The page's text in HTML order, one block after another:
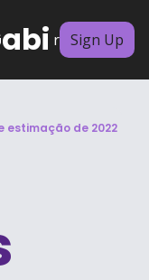
Subscribe Authors
Sign Up
estimação de 2022